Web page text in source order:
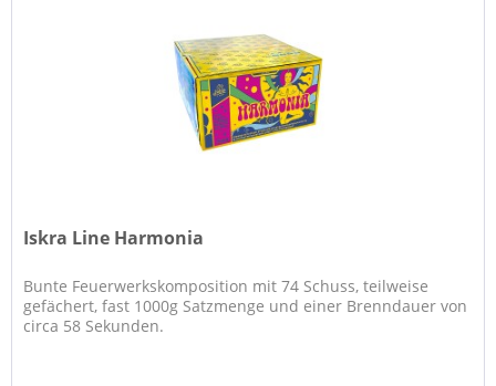
Iskra Line Harmonia
Bunte Feuerwerkskomposition mit 74 Schuss, teilweise
gefächert, fast 1000g Satzmenge und einer Brenndauer von
circa 58 Sekunden.